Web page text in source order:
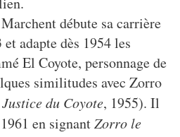
débute sa carrière
adapte dès 1954 les
El Coyote, personnage de
similitudes avec Zorro
du Coyote, 1955). Il
en signantZorro le